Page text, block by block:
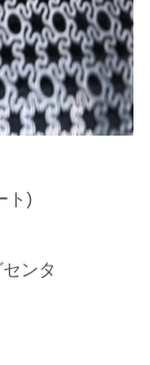
ト)
ンタ